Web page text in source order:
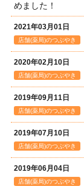
めました！
2021年03月01日
店舗(薬局)のつぶやき
2020年02月10日
店舗(薬局)のつぶやき
2019年09月11日
店舗(薬局)のつぶやき
2019年07月10日
店舗(薬局)のつぶやき
2019年06月04日
店舗(薬局)のつぶやき